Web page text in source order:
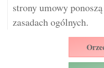
strony umowy
zasadach ogólnych.